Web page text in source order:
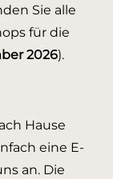
Sie alle
für die
2026).
Hause
eine E-
an. Die